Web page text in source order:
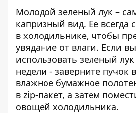
Молодой зеленый лук –
капризный вид. Ее всегда
в холодильнике, чтобы
увядание от влаги. Если
использовать зеленый
недели - заверните пучок
влажное бумажное
в zip-пакет, а затем
овощей холодильника.